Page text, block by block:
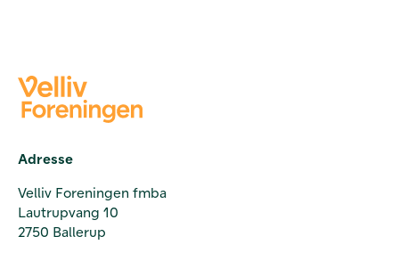
Adresse
Velliv Foreningen fmba
Lautrupvang 10
2750 Ballerup